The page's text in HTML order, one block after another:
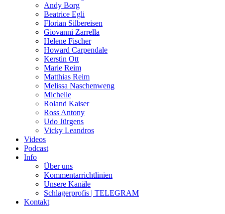
Andy Borg
Beatrice Egli
Florian Silbereisen
Giovanni Zarrella
Helene Fischer
Howard Carpendale
Kerstin Ott
Marie Reim
Matthias Reim
Melissa Naschenweng
Michelle
Roland Kaiser
Ross Antony
Udo Jürgens
Vicky Leandros
Videos
Podcast
Info
Über uns
Kommentarrichtlinien
Unsere Kanäle
Schlagerprofis | TELEGRAM
Kontakt